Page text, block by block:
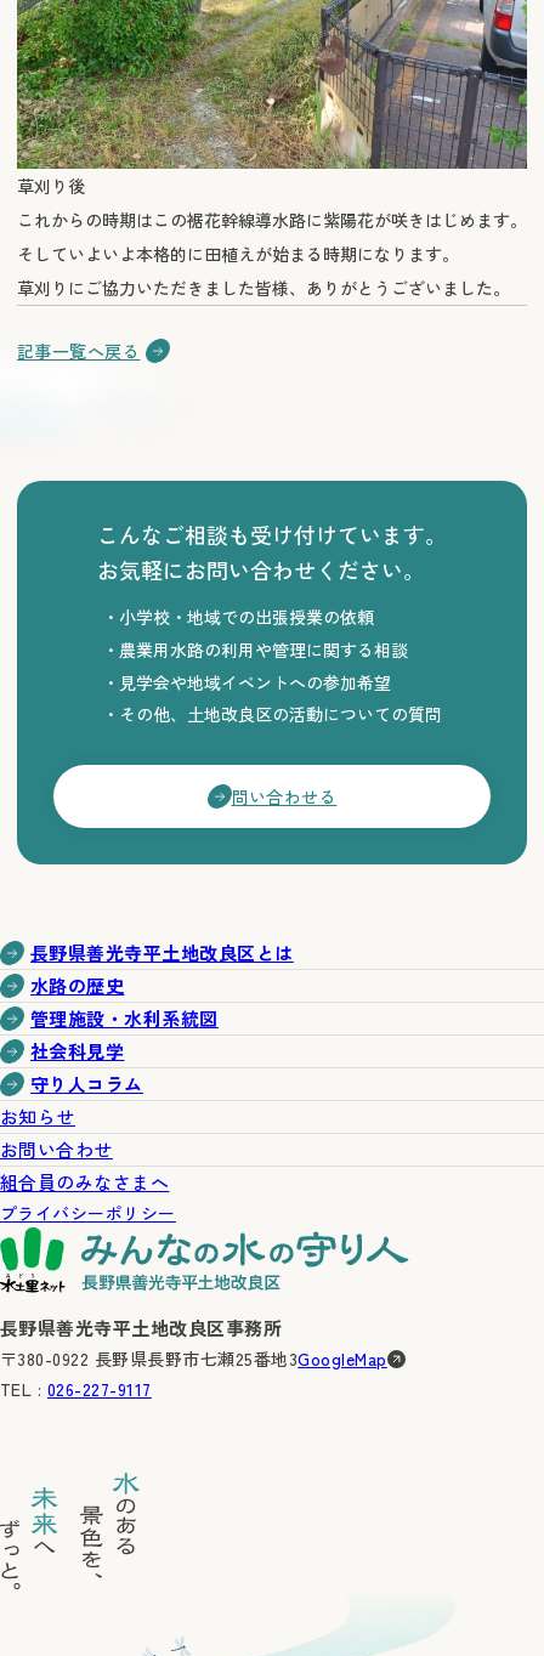
草刈り後
これからの時期はこの裾花幹線導水路に紫陽花が咲きはじめます。
そしていよいよ本格的に田植えが始まる時期になります。
草刈りにご協力いただきました皆様、ありがとうございました。
記事一覧へ戻る
こんなご相談も受け付けています。
お気軽にお問い合わせください。
小学校・地域での出張授業の依頼
農業用水路の利用や管理に関する相談
見学会や地域イベントへの参加希望
その他、土地改良区の活動についての質問
問い合わせる
長野県善光寺平土地改良区とは
水路の歴史
管理施設・水利系統図
社会科見学
守り人コラム
お知らせ
お問い合わせ
組合員のみなさまへ
プライバシーポリシー
長野県善光寺平土地改良区事務所
〒380-0922 長野県長野市七瀬25番地3GoogleMap
TEL : 026-227-9117